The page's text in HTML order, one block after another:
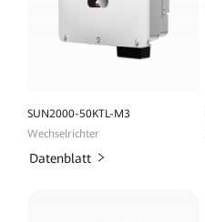
SUN2000-50KTL-M3
Wechselrichter
Datenblatt